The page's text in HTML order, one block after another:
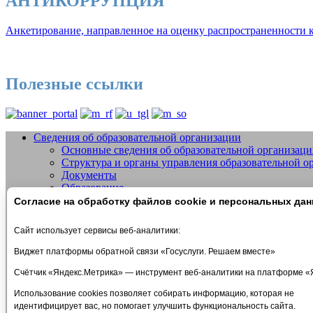
Анкетирование, направленное на оценку
Полезные ссылки
Добро пожаловать на сайт МБУДО
Сведения об образовательной организации
Основные сведения об образовательной
Структура и органы управления образовательной
Документы
Образование
Образовательные стандарты и требования
Педагогический состав
Материально-техническое обеспечение и
Стипендии и меры поддержки обучающихся
Финансово-хозяйственная деятельность
Вакантные места для приема (перевода)
Международное сотрудничество
Согласие на обработку файлов cookie и персональных
Сайт использует сервисы веб-аналитики:
Виджет платформы обратной связи «Госуслуги. Решаем вместе»
Счётчик «Яндекс.Метрика» — инструмент веб-аналитики на платформе
Использование cookies позволяет собирать информацию, которая не
идентифицирует вас, но помогает улучшить функциональность сайта.